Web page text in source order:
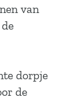
van
dorpje
de